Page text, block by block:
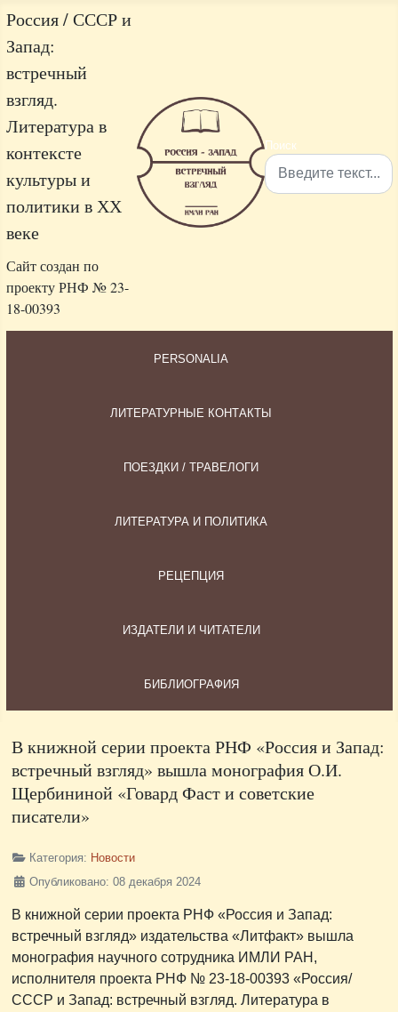
Россия / СССР и
Запад:
встречный
взгляд.
Литература в
контексте
культуры и
политики в ХХ
веке
Сайт создан по
проекту РНФ № 23-
18-00393
Поиск
PERSONALIA
ЛИТЕРАТУРНЫЕ КОНТАКТЫ
ПОЕЗДКИ / ТРАВЕЛОГИ
ЛИТЕРАТУРА И ПОЛИТИКА
РЕЦЕПЦИЯ
ИЗДАТЕЛИ И ЧИТАТЕЛИ
БИБЛИОГРАФИЯ
В книжной серии проекта РНФ «Россия и Запад:
встречный взгляд» вышла монография О.И.
Щербининой «Говард Фаст и советские
писатели»
Категория: Новости
Опубликовано: 08 декабря 2024
В книжной серии проекта РНФ «Россия и Запад:
встречный взгляд» издательства «Литфакт» вышла
монография научного сотрудника ИМЛИ РАН,
исполнителя проекта РНФ № 23-18-00393 «Россия/
СССР и Запад: встречный взгляд. Литература в